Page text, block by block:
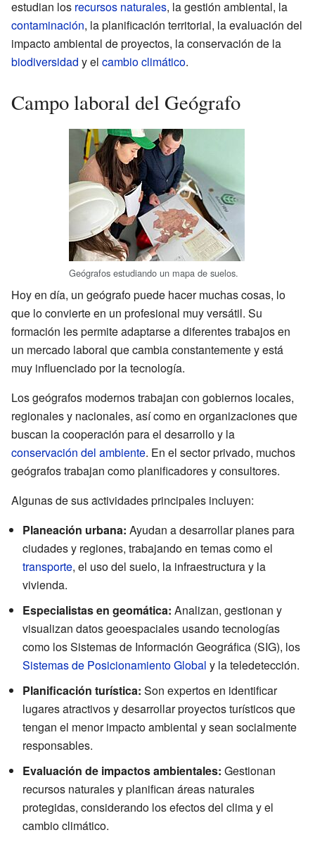
estudian los recursos naturales, la gestión ambiental, la
contaminación, la planificación territorial, la evaluación del
impacto ambiental de proyectos, la conservación de la
biodiversidad y el cambio climático.
Campo laboral del Geógrafo
Geógrafos estudiando un mapa de suelos.
Hoy en día, un geógrafo puede hacer muchas cosas, lo
que lo convierte en un profesional muy versátil. Su
formación les permite adaptarse a diferentes trabajos en
un mercado laboral que cambia constantemente y está
muy influenciado por la tecnología.
Los geógrafos modernos trabajan con gobiernos locales,
regionales y nacionales, así como en organizaciones que
buscan la cooperación para el desarrollo y la
conservación del ambiente. En el sector privado, muchos
geógrafos trabajan como planificadores y consultores.
Algunas de sus actividades principales incluyen:
Planeación urbana: Ayudan a desarrollar planes para
ciudades y regiones, trabajando en temas como el
transporte, el uso del suelo, la infraestructura y la
vivienda.
Especialistas en geomática: Analizan, gestionan y
visualizan datos geoespaciales usando tecnologías
como los Sistemas de Información Geográfica (SIG), los
Sistemas de Posicionamiento Global y la teledetección.
Planificación turística: Son expertos en identificar
lugares atractivos y desarrollar proyectos turísticos que
tengan el menor impacto ambiental y sean socialmente
responsables.
Evaluación de impactos ambientales: Gestionan
recursos naturales y planifican áreas naturales
protegidas, considerando los efectos del clima y el
cambio climático.